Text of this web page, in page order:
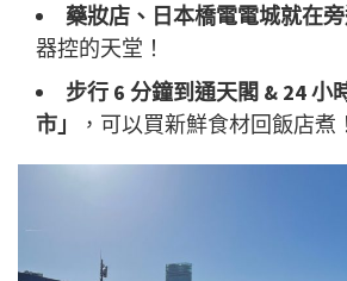
藥妝店、日本橋電電城就在
器控的天堂！
步行 6 分鐘到通天閣 & 24 小
市」
，可以買新鮮食材回飯店煮！